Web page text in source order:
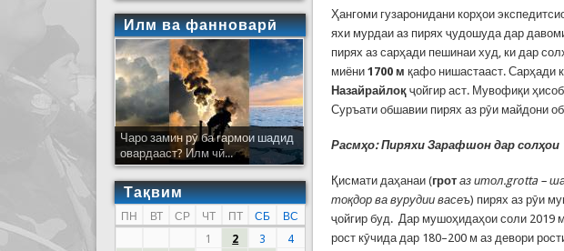
Ҳангоми гузаронидани корҳои
яхи мурдаи аз пирях ҷудошуда дар
пирях аз сарҳади пешинаи худ, ки дар
миёни1700 м қафо нишастааст. Сарҳади
Назайрайлоқ ҷойгир аст. Мувофиқи
Суръати обшавии пирях аз рӯи майдони
Расмҳо:Пиряхи Зарафшон дар солҳои
Қисмати даҳанаи (грот аз итол.grotta–
тоқдор ва вурудии васеъ) пирях аз рӯи
ҷойгир буд. Дар мушоҳидаҳои соли 2019
рост кӯчида дар 180–200 м аз девори
Илм ва фанноварӣ
Чаро замин рӯ ба гармои шадид
овардааст? Илм чӣ...
Тақвим
ПН ВТ СР ЧТ ПТ СБ
ВС
1
2 3
4